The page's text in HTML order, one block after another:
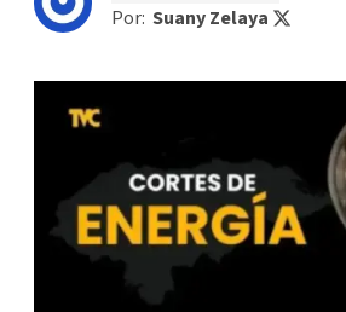
Por: Suany Zelaya